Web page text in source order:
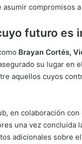
asumir compromisos
futuro es
Brayan Cortés,
su lugar en
aquellos cuyos
en colaboración
una vez concluida
adicionales sobre